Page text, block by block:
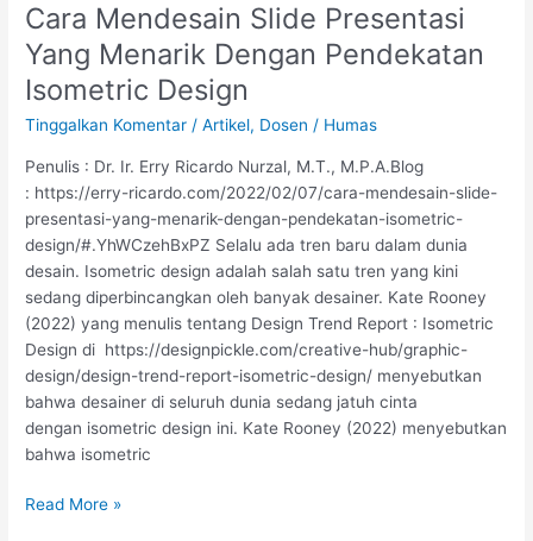
Cara Mendesain Slide Presentasi
Yang Menarik Dengan Pendekatan
Isometric Design
Tinggalkan Komentar /Artikel, Dosen / Humas
Penulis : Dr. Ir. Erry Ricardo Nurzal, M.T., M.P.A.Blog
: https://erry-ricardo.com/2022/02/07/cara-mendesain-slide-
presentasi-yang-menarik-dengan-pendekatan-isometric-
design/#.YhWCzehBxPZ Selalu ada tren baru dalam dunia
desain. Isometric design adalah salah satu tren yang kini
sedang diperbincangkan oleh banyak desainer. Kate Rooney
(2022) yang menulis tentang Design Trend Report : Isometric
Design di https://designpickle.com/creative-hub/graphic-
design/design-trend-report-isometric-design/ menyebutkan
bahwa desainer di seluruh dunia sedang jatuh cinta
dengan isometric design ini. Kate Rooney (2022) menyebutkan
bahwa isometric
Cara
Mendesain
Slide
Presentasi
Yang
Dengan
Pendekatan
Isometric
Design
Read More »